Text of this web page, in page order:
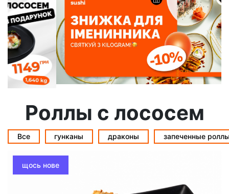
Роллы с лососем
Все гунканы драконы запеченные
щось нове